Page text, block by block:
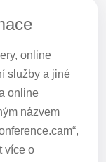
online
služby a jiné
online
názvem
více o